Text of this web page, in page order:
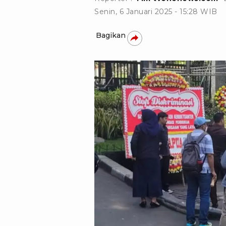
Senin, 6 Januari 2025 - 15:28 WIB
Bagikan